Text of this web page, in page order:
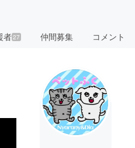
者 27 仲間募集 コメント